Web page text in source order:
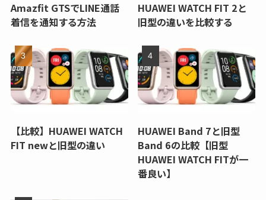
Amazfit GTSでLINE通話
着信を通知する方法
HUAWEI WATCH FIT 2と
旧型の違いを比較する
【比較】HUAWEI WATCH
FIT newと旧型の違い
HUAWEI Band 7と旧型
Band 6の比較【旧型
HUAWEI WATCH FITが一
番良い】